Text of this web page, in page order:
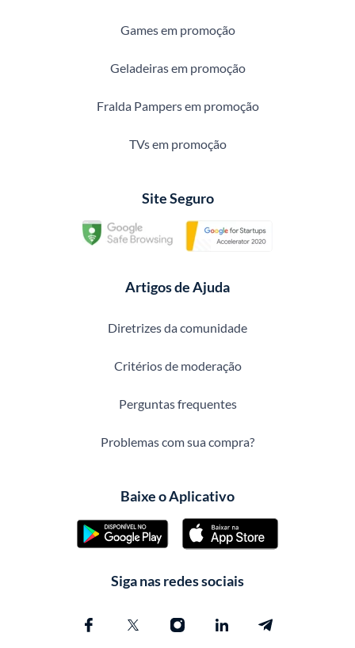
Games em promoção
Geladeiras em promoção
Fralda Pampers em promoção
TVs em promoção
Site Seguro
Artigos de Ajuda
Diretrizes da comunidade
Critérios de moderação
Perguntas frequentes
Problemas com sua compra?
Baixe o Aplicativo
Siga nas redes sociais